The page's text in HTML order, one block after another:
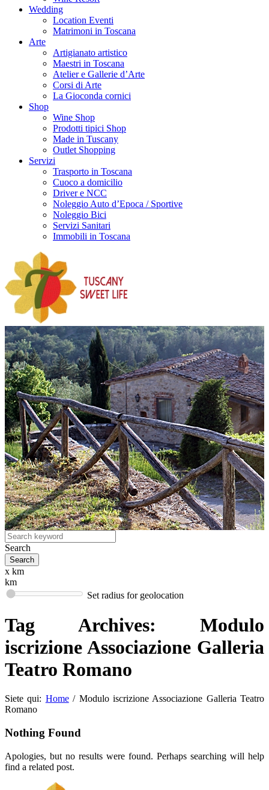
Wedding
Location Eventi
Matrimoni in Toscana
Arte
Artigianato artistico
Maestri in Toscana
Atelier e Gallerie d’Arte
Corsi di Arte
La Gioconda cornici
Shop
Wine Shop
Prodotti tipici Shop
Made in Tuscany
Outlet Shopping
Servizi
Trasporto in Toscana
Cuoco a domicilio
Driver e NCC
Noleggio Auto d’Epoca / Sportive
Noleggio Bici
Servizi Sanitari
Immobili in Toscana
Search
x km
km
Set radius for geolocation
Tag Archives: Modulo
iscrizione Associazione Galleria
Teatro Romano
Siete qui: Home / Modulo iscrizione Associazione Galleria Teatro
Romano
Nothing Found
Apologies, but no results were found. Perhaps searching will help
find a related post.